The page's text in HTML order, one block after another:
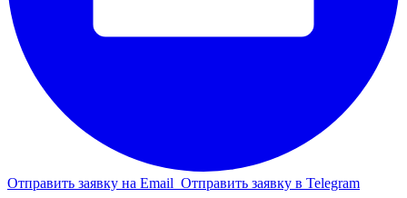
Отправить заявку на Email Отправить заявку в Telegram